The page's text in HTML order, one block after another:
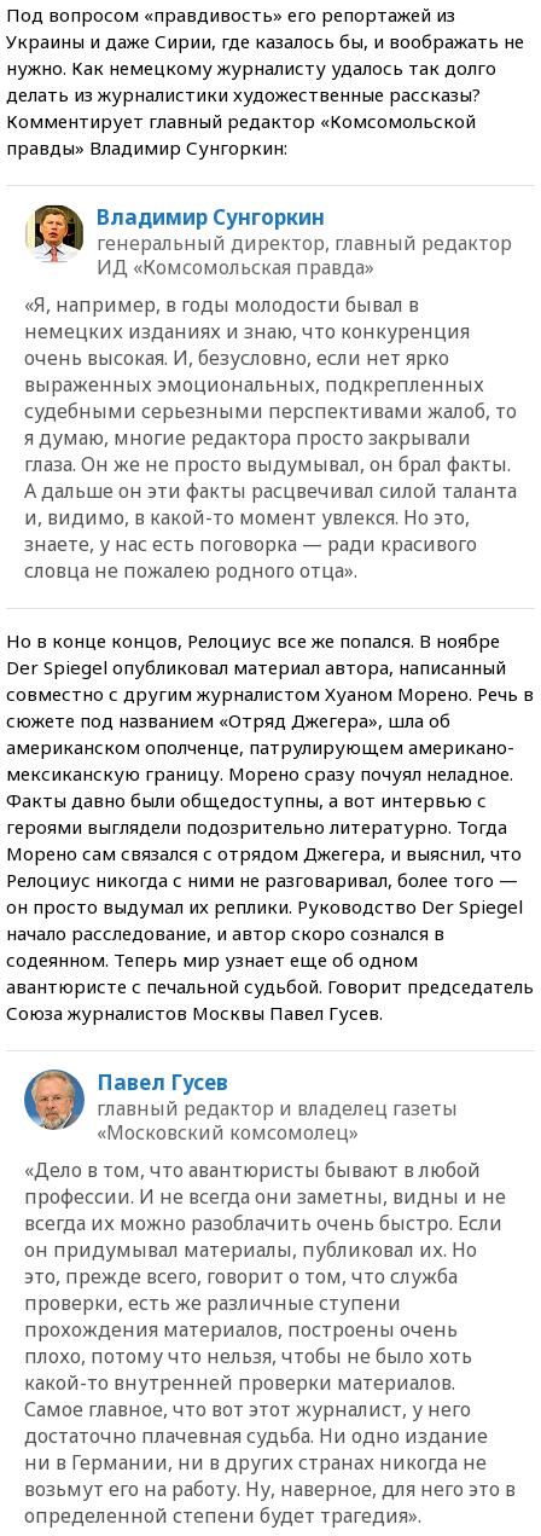
Под вопросом «правдивость» его репортажей из
Украины и даже Сирии, где казалось бы, и воображать не
нужно. Как немецкому журналисту удалось так долго
делать из журналистики художественные рассказы?
Комментирует главный редактор «Комсомольской
правды» Владимир Сунгоркин:
Владимир Сунгоркин
генеральный директор, главный редактор
ИД «Комсомольская правда»
«Я, например, в годы молодости бывал в
немецких изданиях и знаю, что конкуренция
очень высокая. И, безусловно, если нет ярко
выраженных эмоциональных, подкрепленных
судебными серьезными перспективами жалоб, то
я думаю, многие редактора просто закрывали
глаза. Он же не просто выдумывал, он брал факты.
А дальше он эти факты расцвечивал силой таланта
и, видимо, в какой-то момент увлекся. Но это,
знаете, у нас есть поговорка — ради красивого
словца не пожалею родного отца».
Но в конце концов, Релоциус все же попался. В ноябре
Der Spiegel опубликовал материал автора, написанный
совместно с другим журналистом Хуаном Морено. Речь в
сюжете под названием «Отряд Джегера», шла об
американском ополченце, патрулирующем американо-
мексиканскую границу. Морено сразу почуял неладное.
Факты давно были общедоступны, а вот интервью с
героями выглядели подозрительно литературно. Тогда
Морено сам связался с отрядом Джегера, и выяснил, что
Релоциус никогда с ними не разговаривал, более того —
он просто выдумал их реплики. Руководство Der Spiegel
начало расследование, и автор скоро сознался в
содеянном. Теперь мир узнает еще об одном
авантюристе с печальной судьбой. Говорит председатель
Союза журналистов Москвы Павел Гусев.
Павел Гусев
главный редактор и владелец газеты
«Московский комсомолец»
«Дело в том, что авантюристы бывают в любой
профессии. И не всегда они заметны, видны и не
всегда их можно разоблачить очень быстро. Если
он придумывал материалы, публиковал их. Но
это, прежде всего, говорит о том, что служба
проверки, есть же различные ступени
прохождения материалов, построены очень
плохо, потому что нельзя, чтобы не было хоть
какой-то внутренней проверки материалов.
Самое главное, что вот этот журналист, у него
достаточно плачевная судьба. Ни одно издание
ни в Германии, ни в других странах никогда не
возьмут его на работу. Ну, наверное, для него это в
определенной степени будет трагедия».